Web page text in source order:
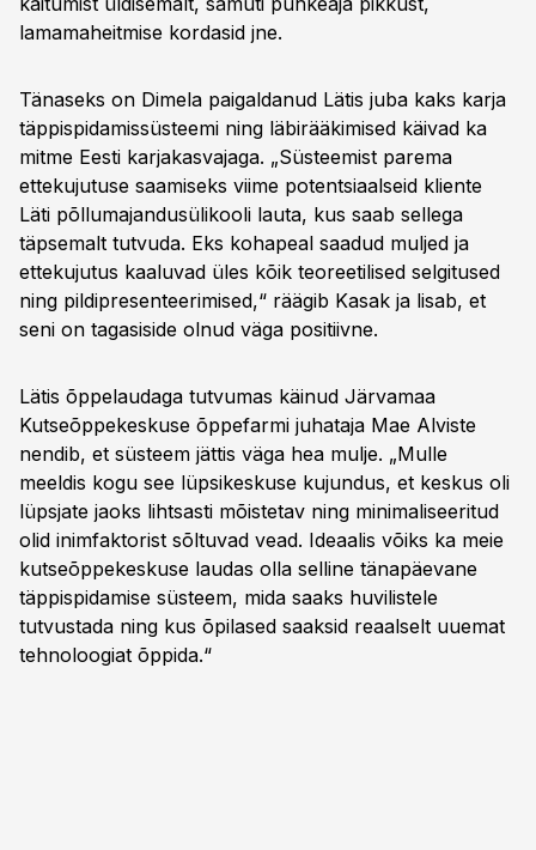
lamamaheitmise kordasid jne.
Tänaseks on Dimela paigaldanud Lätis juba kaks karja
täppispidamissüsteemi ning läbirääkimised käivad ka
mitme Eesti karjakasvajaga. „Süsteemist parema
ettekujutuse saamiseks viime potentsiaalseid kliente
Läti põllumajandusülikooli lauta, kus saab sellega
täpsemalt tutvuda. Eks kohapeal saadud muljed ja
ettekujutus kaaluvad üles kõik teoreetilised selgitused
ning pildipresenteerimised,“ räägib Kasak ja lisab, et
seni on tagasiside olnud väga positiivne.
Lätis õppelaudaga tutvumas käinud Järvamaa
Kutseõppekeskuse õppefarmi juhataja Mae Alviste
nendib, et süsteem jättis väga hea mulje. „Mulle
meeldis kogu see lüpsikeskuse kujundus, et keskus oli
lüpsjate jaoks lihtsasti mõistetav ning minimaliseeritud
olid inimfaktorist sõltuvad vead. Ideaalis võiks ka meie
kutseõppekeskuse laudas olla selline tänapäevane
täppispidamise süsteem, mida saaks huvilistele
tutvustada ning kus õpilased saaksid reaalselt uuemat
tehnoloogiat õppida.“